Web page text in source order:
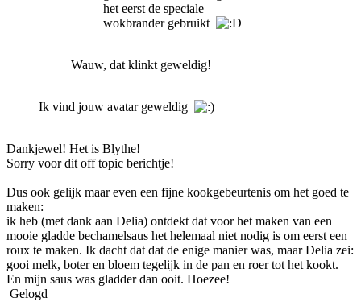
het eerst de speciale
wokbrander gebruikt
Wauw, dat klinkt geweldig!
Ik vind jouw avatar geweldig
Dankjewel! Het is Blythe!
Sorry voor dit off topic berichtje!
Dus ook gelijk maar even een fijne kookgebeurtenis om het goed te
maken:
ik heb (met dank aan Delia) ontdekt dat voor het maken van een
mooie gladde bechamelsaus het helemaal niet nodig is om eerst een
roux te maken. Ik dacht dat dat de enige manier was, maar Delia zei:
gooi melk, boter en bloem tegelijk in de pan en roer tot het kookt.
En mijn saus was gladder dan ooit. Hoezee!
Gelogd